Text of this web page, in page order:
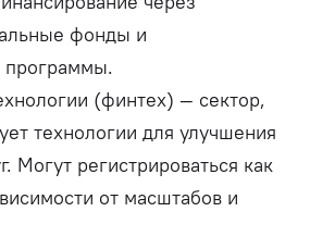
фонды и
программы.
(финтех) — сектор,
технологии для улучшения
Могут регистрироваться как
от масштабов и